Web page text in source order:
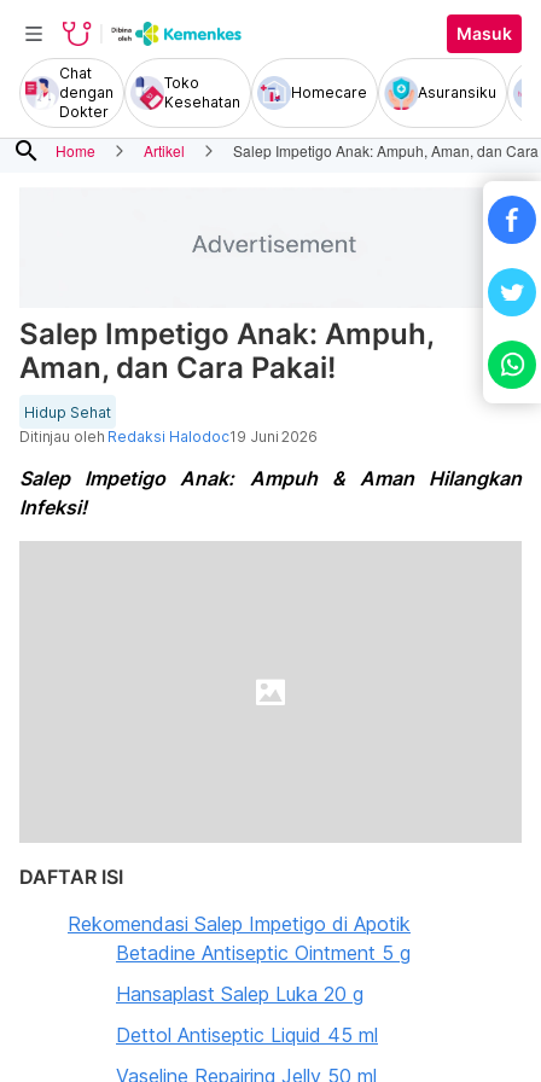
Masuk
Chat
dengan
Dokter
Toko
Kesehatan
Homecare Asuransiku
search Home Artikel Salep Impetigo Anak: Ampuh, Aman, dan
Salep Impetigo Anak: Ampuh,
Aman, dan Cara Pakai!
Hidup Sehat
Ditinjau oleh Redaksi Halodoc19 Juni 2026
Salep Impetigo Anak: Ampuh & Aman Hilangkan
Infeksi!
DAFTAR ISI
Rekomendasi Salep Impetigo di Apotik
Betadine Antiseptic Ointment 5 g
Hansaplast Salep Luka 20 g
Dettol Antiseptic Liquid 45 ml
Vaseline Repairing Jelly 50 ml